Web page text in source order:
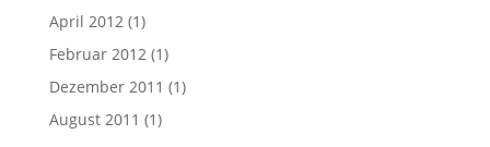
April 2012(1)
Februar 2012(1)
Dezember 2011 (1)
August 2011 (1)